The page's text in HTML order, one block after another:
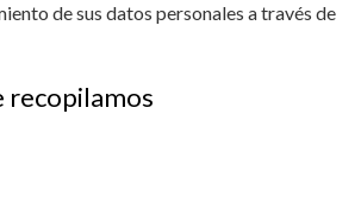
de sus datos personales a través de
recopilamos